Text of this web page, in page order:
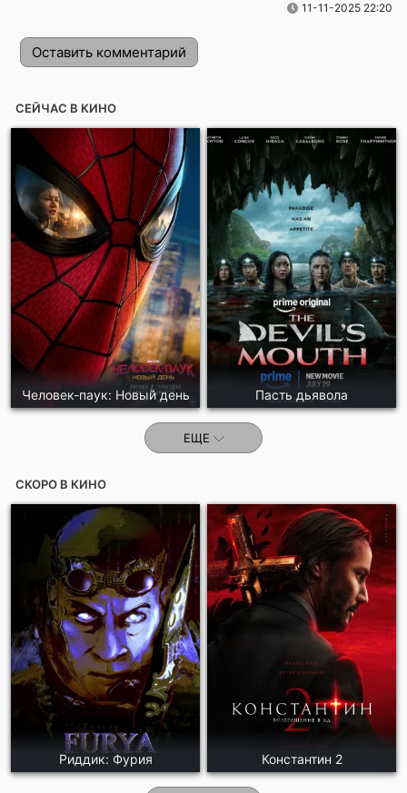
11-11-2025 22:20
Оставить комментарий
Отправить!
СЕЙЧАС В КИНО
Человек-паук: Новый день Пасть дьявола
ЕЩЕ
СКОРО В КИНО
Риддик: Фурия Константин 2